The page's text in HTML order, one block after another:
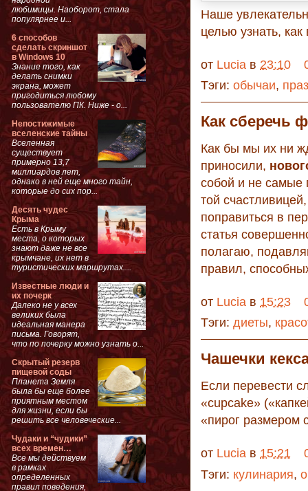
Наше
целью узнать,
от Lucia в 23:10
Тэги: обычаи,
Как сберечь
Как бы мы их ни
приносили,
собой и не самые
той
поправиться в
статья
полагаю,
правил,
от Lucia в 15:23
Тэги: диеты,
Чашечки
Если перевести
«cupcake»
«пирог размером
от Lucia в 15:21
Тэги: кулинария,
любимицы. Наоборот, стала
популярнее и...
6 способов
сделать скриншот
в Windows 10
Знание того, как
делать снимки
экрана, может
пригодиться любому
пользователю ПК. Ниже - о...
Непостижимые
вселенские тайны
Вселенная
существует
примерно 13,7
миллиардов лет,
однако в ней еще много тайн,
которые до сих пор...
Десять чудес
Крыма
Есть в Крыму
места, о которых
знают даже не все
крымчане, их нет в
туристических маршрутах....
Известные люди и
их почерк
Далеко не у всех
великих была
идеальная манера
письма. Говорят,
что по почерку можно узнать о...
Скрытый резерв
пищевой соды
Планета Земля
была бы еще более
приятным местом
для жизни, если бы
решить все человеческие...
Чудаки и “чудики”
всех времен…
Все мы действуем
в рамках
определенных
правил поведения,